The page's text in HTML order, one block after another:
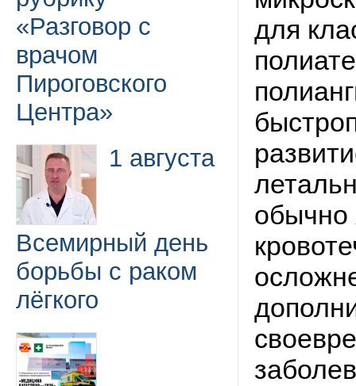
«Разговор с
врачом
Пироговского
Центра»
1 августа
Всемирный день
борьбы с раком
лёгкого
для
обычно